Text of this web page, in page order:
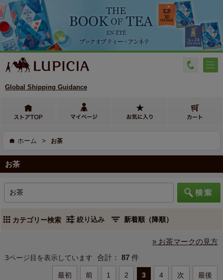
Global Shipping Guidance
ホーム > お茶
お茶
カテゴリー検索 絞り込み
» お茶マークの見方
3ページ目を表示しています 合計： 87 件
最初 前 1 2 3 4 次 最後